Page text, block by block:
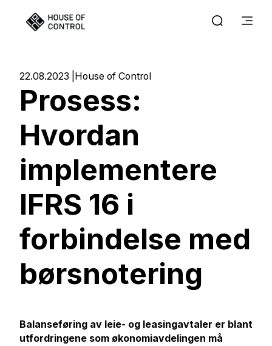
22.08.2023 House of Control
Prosess:
Hvordan
implementere
IFRS 16 i
forbindelse med
børsnotering
Balanseføring av leie- og leasingavtaler er blant
utfordringene som økonomiavdelingen må